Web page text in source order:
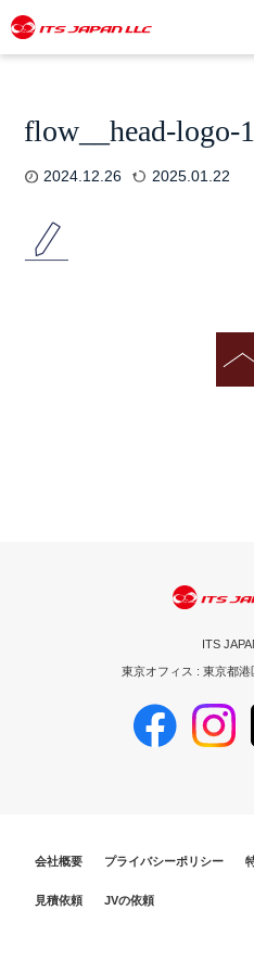
flow__head-logo-1
2024.12.26 2025.01.22
ITS
東京オフィス : 東京都
会社概要 プライバシーポリシー
見積依頼 JVの依頼